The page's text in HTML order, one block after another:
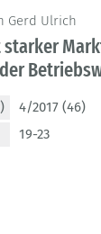
Gerd Ulrich
starker
4/2017 (46)
19-23